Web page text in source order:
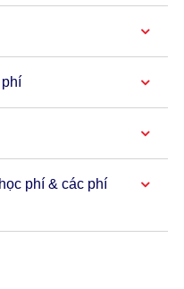
phí & các phí